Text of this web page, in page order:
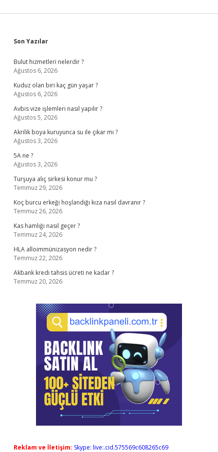
Sidebar
Son Yazılar
Bulut hizmetleri nelerdir ?
Ağustos 6, 2026
Kuduz olan biri kaç gün yaşar ?
Ağustos 6, 2026
Avbis vize işlemleri nasıl yapılır ?
Ağustos 5, 2026
Akrilik boya kuruyunca su ile çıkar mı ?
Ağustos 3, 2026
5A ne ?
Ağustos 3, 2026
Turşuya alıç sirkesi konur mu ?
Temmuz 29, 2026
Koç burcu erkeği hoşlandığı kıza nasıl davranır ?
Temmuz 26, 2026
Kas hamlığı nasıl geçer ?
Temmuz 24, 2026
HLA alloimmünizasyon nedir ?
Temmuz 22, 2026
Akbank kredi tahsis ücreti ne kadar ?
Temmuz 20, 2026
Reklam ve İletişim: Skype: live:.cid.575569c608265c69